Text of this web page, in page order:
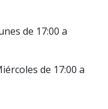
de 17:00 a
de 17:00 a